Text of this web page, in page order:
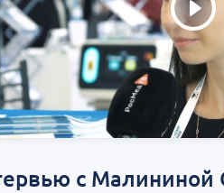
Петербург
Научно-практическая
региональная
конференция
28 августа
с